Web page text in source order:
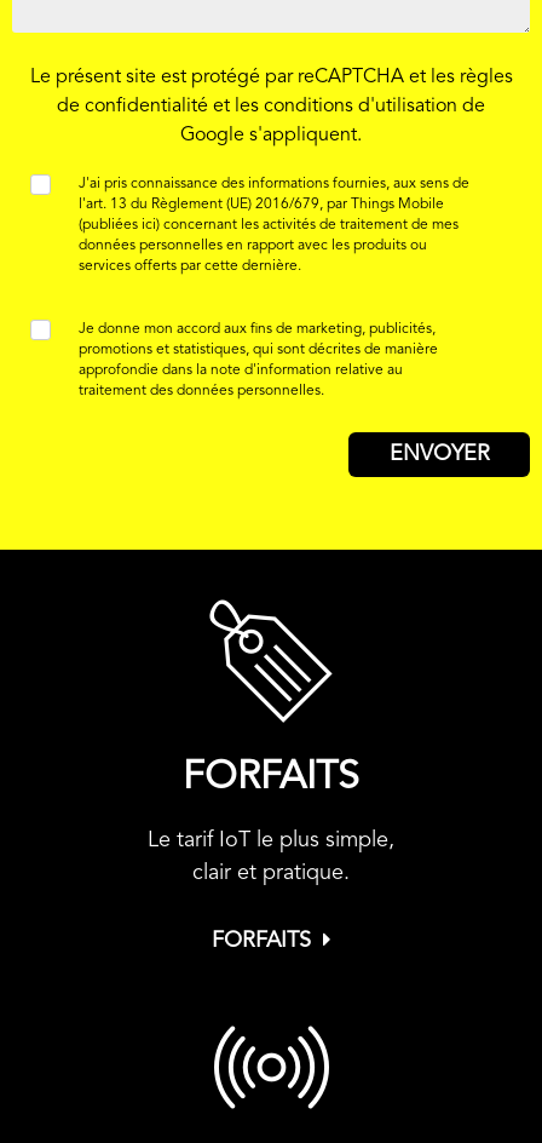
Le présent site est protégé par reCAPTCHA et les règles
de confidentialité et les conditions d'utilisation de
Google s'appliquent.
J'ai pris connaissance des informations fournies, aux sens de
l'art. 13 du Règlement (UE) 2016/679, par Things Mobile
(publiées ici) concernant les activités de traitement de mes
données personnelles en rapport avec les produits ou
services offerts par cette dernière.
Je donne mon accord aux fins de marketing, publicités,
promotions et statistiques, qui sont décrites de manière
approfondie dans la note d'information relative au
traitement des données personnelles.
FORFAITS
Le tarif IoT le plus simple,
clair et pratique.
FORFAITS